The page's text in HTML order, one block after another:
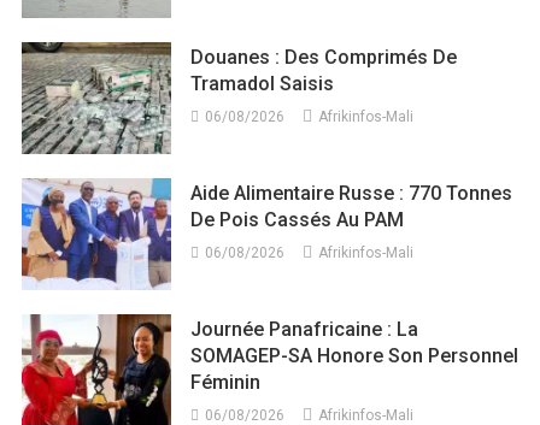
Douanes : Des Comprimés De
Tramadol Saisis
06/08/2026 Afrikinfos-Mali
Aide Alimentaire Russe : 770 Tonnes
De Pois Cassés Au PAM
06/08/2026 Afrikinfos-Mali
Journée Panafricaine : La
SOMAGEP-SA Honore Son Personnel
Féminin
06/08/2026 Afrikinfos-Mali